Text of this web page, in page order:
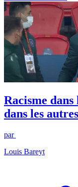
Racisme
dans les
par
Louis Bareyt